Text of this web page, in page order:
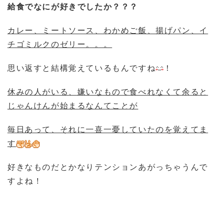
給食でなにが好きでしたか？？？
カレー、ミートソース、わかめご飯、揚げパン、イ
チゴミルクのゼリー。。。
思い返すと結構覚えているもんですね ！
休みの人がいる、嫌いなもので食べれなくて余ると
じゃんけんが始まるなんてことが
毎日あって、それに一喜一憂していたのを覚えてま
す
好きなものだとかなりテンションあがっちゃうんで
すよね！